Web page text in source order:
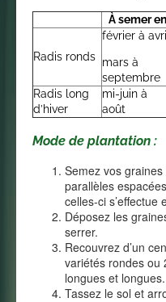
À semer en
Radis ronds
février à avril
mars à
septembre
Radis long
d’hiver
mi-juin à
août
Mode de plantation :
Semez vos
parallèles
celles-ci s’effectue
Déposez les
serrer.
Recouvrez d’un
variétés rondes ou
longues et longues.
Tassez le sol et